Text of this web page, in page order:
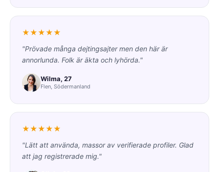
★★★★★
"Prövade många dejtingsajter men den här är
annorlunda. Folk är äkta och lyhörda."
Wilma, 27
Flen, Södermanland
★★★★★
"Lätt att använda, massor av verifierade profiler. Glad
att jag registrerade mig."